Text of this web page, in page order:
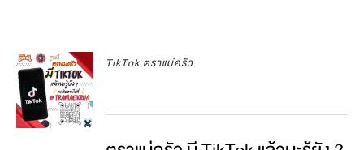
TikTok ตราแม่ครัว